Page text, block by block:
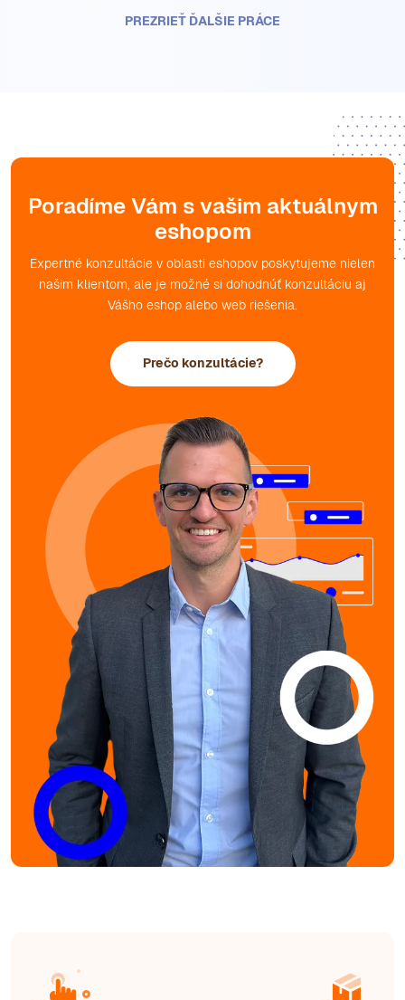
PREZRIEŤ ĎALŠIE PRÁCE
Poradíme Vám s vašim aktuálnym
eshopom
Expertné konzultácie v oblasti eshopov poskytujeme nielen
našim klientom, ale je možné si dohodnúť konzultáciu aj
Vášho eshop alebo web riešenia.
Prečo konzultácie?